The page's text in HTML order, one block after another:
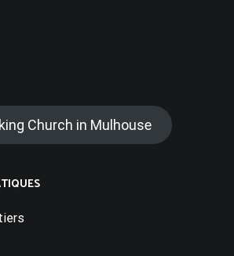
Church in Mulhouse